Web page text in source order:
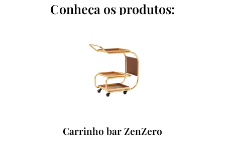
Conheça os produtos:
Carrinho bar ZenZero